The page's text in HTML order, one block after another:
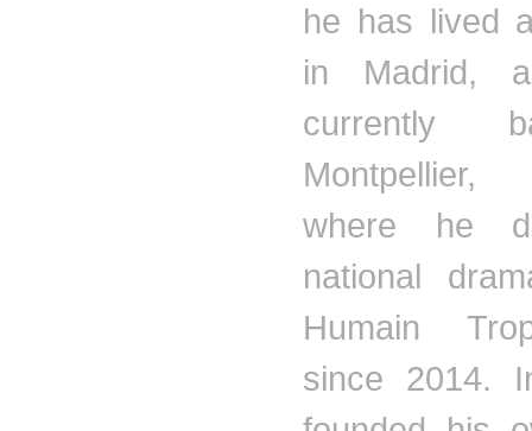
he has lived
in Madrid,
currently
where he
national
Humain
since 2014.